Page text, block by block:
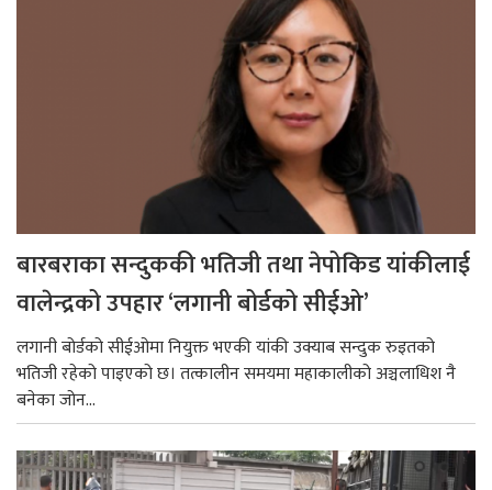
बारबराका सन्दुककी भतिजी तथा नेपोकिड यांकीलाई
वालेन्द्रको उपहार ‘लगानी बोर्डको सीईओ’
लगानी बोर्डको सीईओमा नियुक्त भएकी यांकी उक्याब सन्दुक रुइतको
भतिजी रहेको पाइएको छ। तत्कालीन समयमा महाकालीको अञ्चलाधिश नै
बनेका जोन...